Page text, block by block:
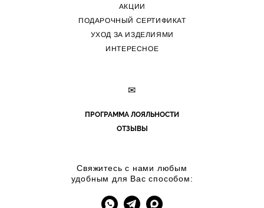
АКЦИИ
ПОДАРОЧНЫЙ СЕРТИФИКАТ
УХОД ЗА ИЗДЕЛИЯМИ
ИНТЕРЕСНОЕ
✉
ПРОГРАММА ЛОЯЛЬНОСТИ
ОТЗЫВЫ
Свяжитесь с нами любым
удобным для Вас способом: